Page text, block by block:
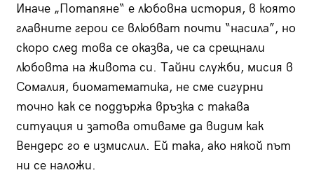
Иначе „Потапяне“ е любовна история, в която
главните герои се влюбват почти “насила”, но
скоро след това се оказва, че са срещнали
любовта на живота си. Тайни служби, мисия в
Сомалия, биоматематика, не сме сигурни
точно как се поддържа връзка с такава
ситуация и затова отиваме да видим как
Вендерс го е измислил. Ей така, ако някой път
ни се наложи.